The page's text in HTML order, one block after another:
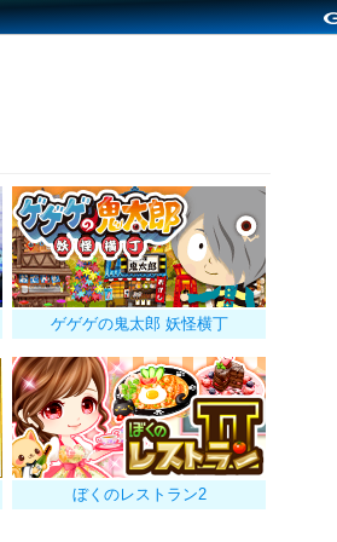
ゲゲゲの鬼太郎 妖怪横丁
ぼくのレストラン2